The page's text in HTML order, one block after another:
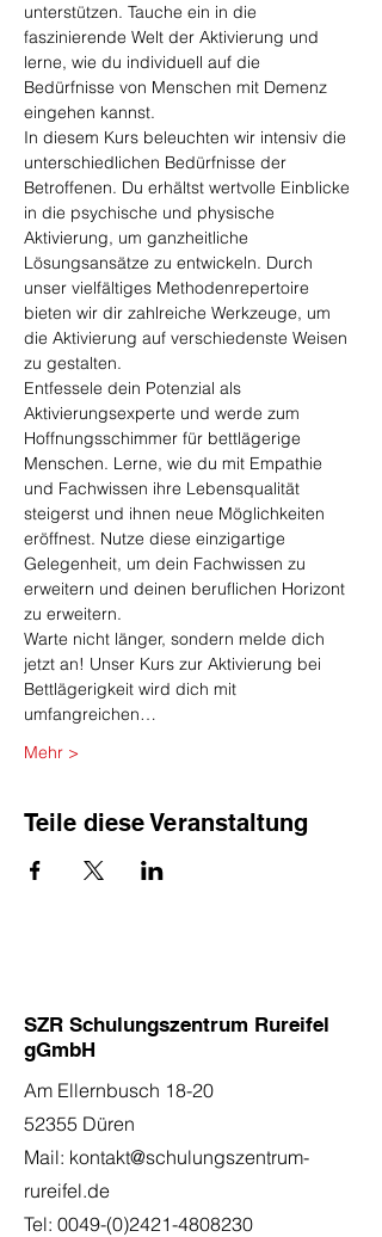
unterstützen. Tauche ein in die
faszinierende Welt der Aktivierung und
lerne, wie du individuell auf die
Bedürfnisse von Menschen mit Demenz
eingehen kannst.
In diesem Kurs beleuchten wir intensiv die
unterschiedlichen Bedürfnisse der
Betroffenen. Du erhältst wertvolle Einblicke
in die psychische und physische
Aktivierung, um ganzheitliche
Lösungsansätze zu entwickeln. Durch
unser vielfältiges Methodenrepertoire
bieten wir dir zahlreiche Werkzeuge, um
die Aktivierung auf verschiedenste Weisen
zu gestalten.
Entfessele dein Potenzial als
Aktivierungsexperte und werde zum
Hoffnungsschimmer für bettlägerige
Menschen. Lerne, wie du mit Empathie
und Fachwissen ihre Lebensqualität
steigerst und ihnen neue Möglichkeiten
eröffnest. Nutze diese einzigartige
Gelegenheit, um dein Fachwissen zu
erweitern und deinen beruflichen Horizont
zu erweitern.
Warte nicht länger, sondern melde dich
jetzt an! Unser Kurs zur Aktivierung bei
Bettlägerigkeit wird dich mit
umfangreichen…
Mehr >
Teile diese Veranstaltung
SZR Schulungszentrum Rureifel
gGmbH
Am Ellernbusch 18-20
52355 Düren
Mail: kontakt@schulungszentrum-
rureifel.de
Tel: 0049-(0)2421-4808230